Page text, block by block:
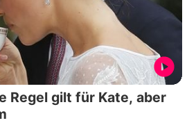
Regel gilt für Kate, aber